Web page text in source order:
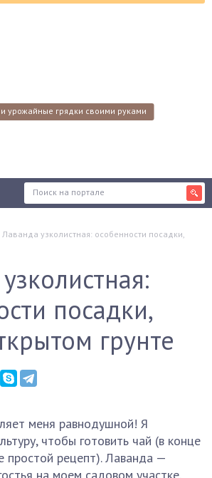
урожайные грядки своими руками
Лаванда узколистная: особенности посадки,
посадки,
грунте
меня равнодушной! Я
чтобы готовить чай (в конце
простой рецепт). Лаванда —